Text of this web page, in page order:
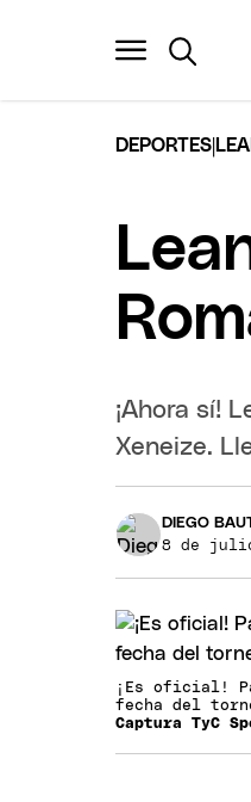
DEPORTES
¡Ahora sí!
Xeneize.
DIEGO
8 de
¡Es oficial!
fecha del
Captura TyC